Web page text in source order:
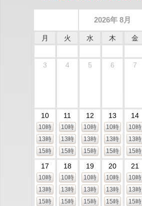
2026年 8月
月 火 水 木 金
3
4 5 6 7
10
10時
13時
15時
11
10時
13時
15時
12
10時
13時
15時
13
10時
13時
15時
14
10時
13時
15時
17
10時
13時
15時
18
10時
13時
15時
19
10時
13時
15時
20
10時
13時
15時
21
10時
13時
15時